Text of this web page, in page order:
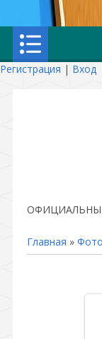
Регистрация | Вход
Главная »